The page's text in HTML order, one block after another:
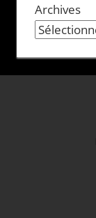
Archives